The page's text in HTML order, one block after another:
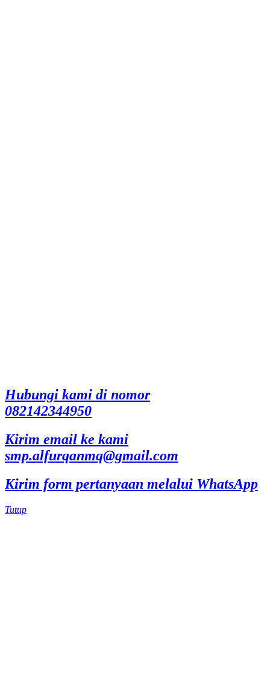
Hubungi kami di nomor
082142344950
Kirim email ke kami
smp.alfurqanmq@gmail.com
Kirim form pertanyaan melalui WhatsApp
Tutup